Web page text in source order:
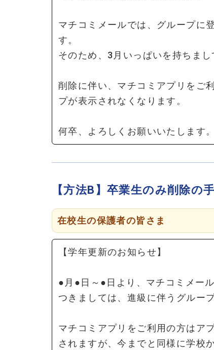
マチコミメールでは、グループに
す。
そのため、3月いっぱいを持ちま
削除に伴い、マチコミアプリをご
プが表示されなくなります。
何卒、よろしくお願いいたします。
【方法B】卒業生のみ削除の
在校生の保護者の皆さま
【学年更新のお知らせ】
●月●日～●日より、マチコミメー
つきましては、進級に伴うグルー
マチコミアプリをご利用の方はア
されますが、今までと同様に学校